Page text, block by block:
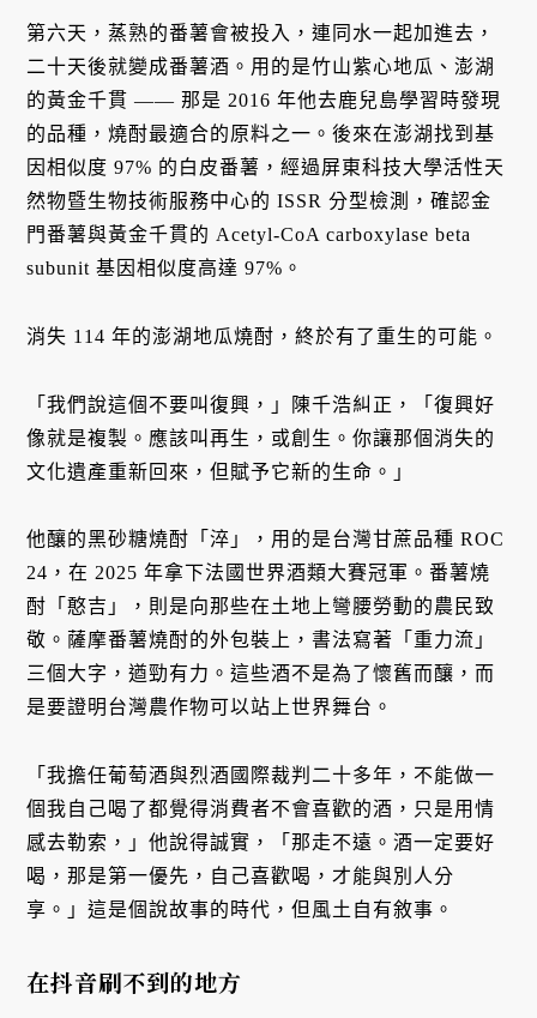
第六天，蒸熟的番薯會被投入，連同水一起加進去，
二十天後就變成番薯酒。用的是竹山紫心地瓜、澎湖
的黃金千貫 —— 那是 2016 年他去鹿兒島學習時發現
的品種，燒酎最適合的原料之一。後來在澎湖找到基
因相似度 97% 的白皮番薯，經過屏東科技大學活性天
然物暨生物技術服務中心的 ISSR 分型檢測，確認金
門番薯與黃金千貫的 Acetyl-CoA carboxylase beta
subunit 基因相似度高達 97%。
消失 114 年的澎湖地瓜燒酎，終於有了重生的可能。
「我們說這個不要叫復興，」陳千浩糾正，「復興好
像就是複製。應該叫再生，或創生。你讓那個消失的
文化遺產重新回來，但賦予它新的生命。」
他釀的黑砂糖燒酎「淬」，用的是台灣甘蔗品種 ROC
24，在 2025 年拿下法國世界酒類大賽冠軍。番薯燒
酎「憨吉」，則是向那些在土地上彎腰勞動的農民致
敬。薩摩番薯燒酎的外包裝上，書法寫著「重力流」
三個大字，遒勁有力。這些酒不是為了懷舊而釀，而
是要證明台灣農作物可以站上世界舞台。
「我擔任葡萄酒與烈酒國際裁判二十多年，不能做一
個我自己喝了都覺得消費者不會喜歡的酒，只是用情
感去勒索，」他說得誠實，「那走不遠。酒一定要好
喝，那是第一優先，自己喜歡喝，才能與別人分
享。」這是個說故事的時代，但風土自有敘事。
在抖音刷不到的地方